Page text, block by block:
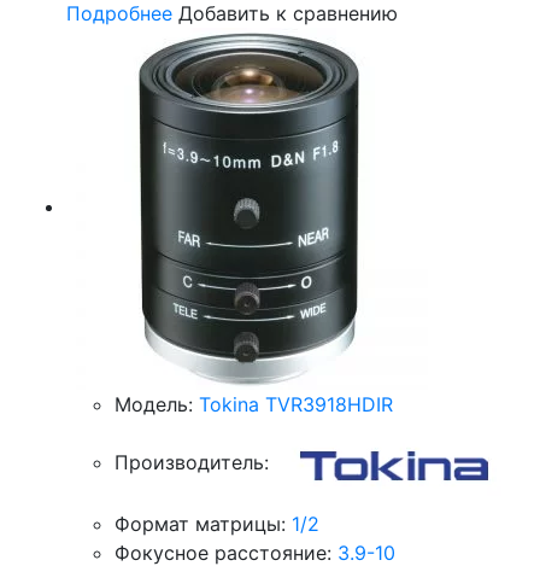
Подробнее Добавить к сравнению
Модель: Tokina TVR3918HDIR
Производитель:
Формат матрицы: 1/2
Фокусное расстояние: 3.9-10